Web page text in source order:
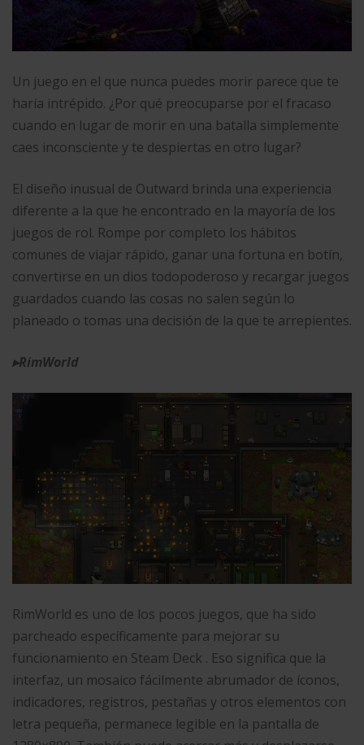
Un juego en el que nunca puedes morir parece que te
haría intrépido. ¿Por qué preocuparse por el fracaso
cuando en lugar de morir en una batalla simplemente
caes inconsciente y te despiertas en otro lugar?
El diseño inusual de Outward brinda una experiencia
diferente a la que he encontrado en la mayoría de los
juegos de rol. Rompe por completo los hábitos
comunes de viajar rápido, ganar una fortuna en botín,
convertirse en un dios todopoderoso y recargar juegos
guardados cuando las cosas no salen según lo
planeado o tomas una decisión de la que te arrepientes.
▸RimWorld
RimWorld es uno de los pocos juegos, que ha sido
parcheado específicamente para mejorar su
funcionamiento en Steam Deck . Eso significa que la
interfaz, un mosaico fácilmente abrumador de íconos,
indicadores, registros, pestañas y otros elementos con
letra pequeña, permanece legible en la pantalla de